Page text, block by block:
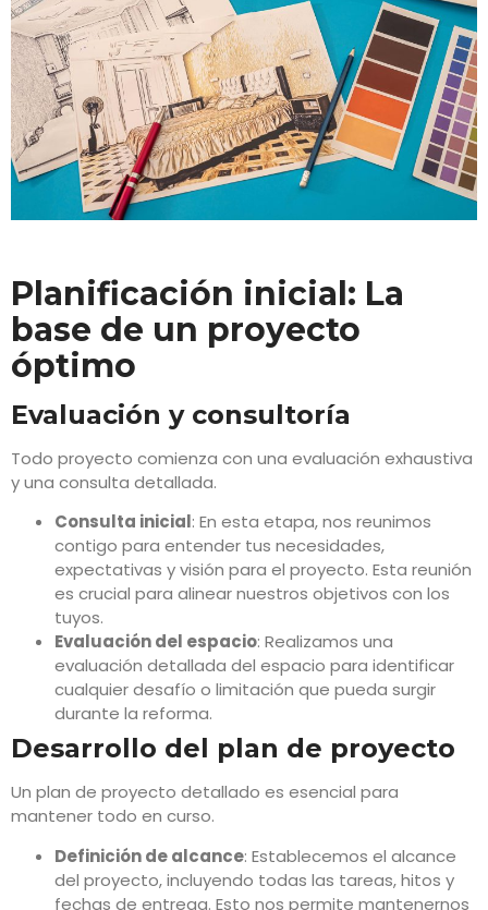
Planificación inicial: La
base de un proyecto
óptimo
Evaluación y consultoría
Todo proyecto comienza con una evaluación exhaustiva
y una consulta detallada.
Consulta inicial: En esta etapa, nos reunimos
contigo para entender tus necesidades,
expectativas y visión para el proyecto. Esta reunión
es crucial para alinear nuestros objetivos con los
tuyos.
Evaluación del espacio: Realizamos una
evaluación detallada del espacio para identificar
cualquier desafío o limitación que pueda surgir
durante la reforma.
Desarrollo del plan de proyecto
Un plan de proyecto detallado es esencial para
mantener todo en curso.
Definición de alcance: Establecemos el alcance
del proyecto, incluyendo todas las tareas, hitos y
fechas de entrega. Esto nos permite mantenernos